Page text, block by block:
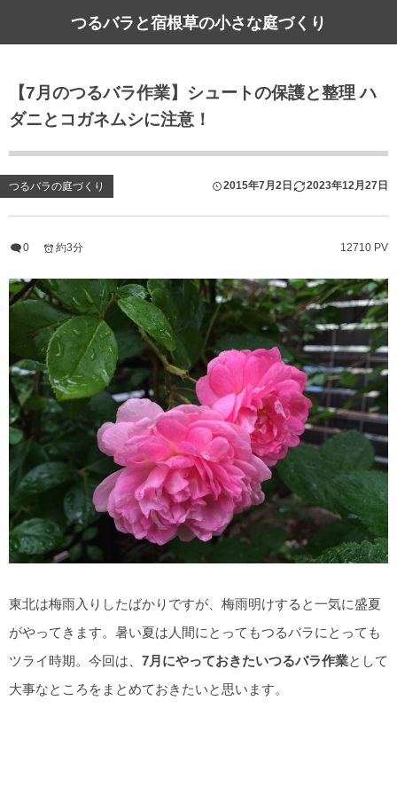
つるバラと宿根草の小さな庭づくり
【7月のつるバラ作業】シュートの保護と整理 ハ
ダニとコガネムシに注意！
つるバラの庭づくり 2015年7月2日 2023年12月27日
0 12710 PV
約3分
東北は梅雨入りしたばかりですが、梅雨明けすると一気に盛夏
がやってきます。暑い夏は人間にとってもつるバラにとっても
ツライ時期。今回は、 7月にやっておきたいつるバラ作業として
大事なところをまとめておきたいと思います。